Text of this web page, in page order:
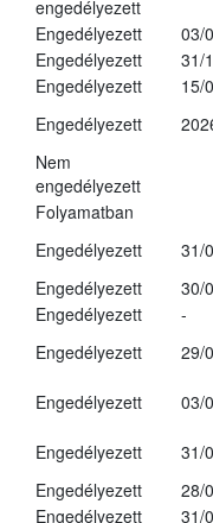
engedélyezett
Engedélyezett
03/
Engedélyezett
31/
Engedélyezett
15/
Engedélyezett
Nem
engedélyezett
Folyamatban
Engedélyezett
31/
Engedélyezett
30/
Engedélyezett
-
Engedélyezett
29/
Engedélyezett
03/
Engedélyezett
31/
Engedélyezett
28/
Engedélyezett 31/